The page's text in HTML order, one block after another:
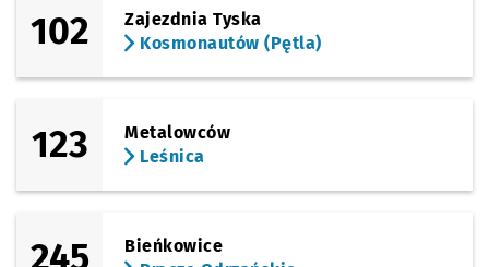
Górnicza
Tarczyński Arena (Królewiecka)
Maślicka (Osiedle)
Rędzińska (Cmentarz)
102
Zajezdnia Tyska
Kosmonautów (Pętla)
123
Metalowców
Leśnica
245
Bieńkowice